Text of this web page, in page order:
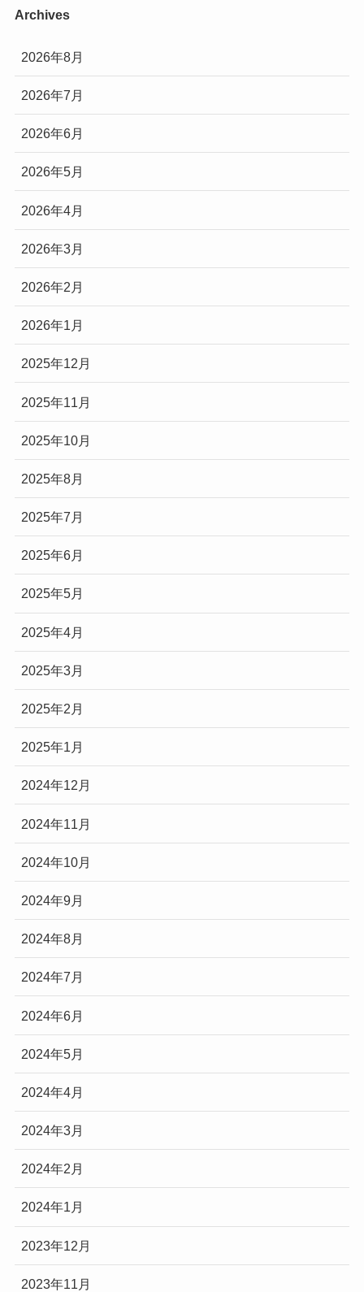
Archives
2026年8月
2026年7月
2026年6月
2026年5月
2026年4月
2026年3月
2026年2月
2026年1月
2025年12月
2025年11月
2025年10月
2025年8月
2025年7月
2025年6月
2025年5月
2025年4月
2025年3月
2025年2月
2025年1月
2024年12月
2024年11月
2024年10月
2024年9月
2024年8月
2024年7月
2024年6月
2024年5月
2024年4月
2024年3月
2024年2月
2024年1月
2023年12月
2023年11月